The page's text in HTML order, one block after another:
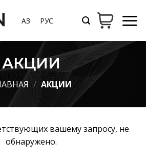
ҚАЗ РУС
АКЦИИ
/ АКЦИИ
вашему запросу, не
обнаружено.